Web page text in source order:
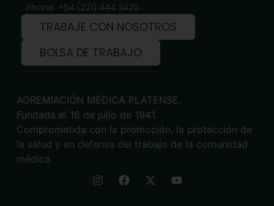
AGREMIACIÓN MÉDICA PLATENSE.
Fundada el 16 de julio de 1941.
Comprometida con la promoción, la protección de
la salud y en defensa del trabajo de la comunidad
médica.
Phone: +54 (221) 444 3420
TRABAJE CON NOSOTROS
BOLSA DE TRABAJO